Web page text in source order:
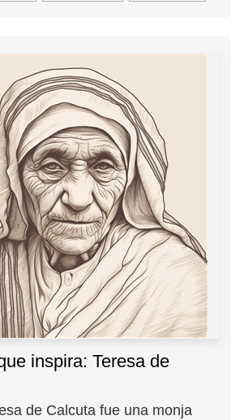
inspira: Teresa de
de Calcuta fue una monja